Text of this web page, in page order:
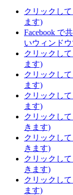
クリックし
ます)
Facebook で
いウィンド
クリックし
ます)
クリックし
ます)
クリックし
ます)
クリックし
きます)
クリックし
きます)
クリックし
きます)
クリックし
ます)